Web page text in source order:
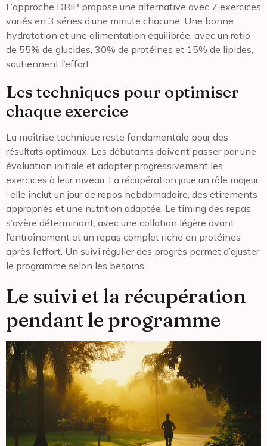
L’approche DRIP propose une alternative avec 7 exercices
variés en 3 séries d’une minute chacune. Une bonne
hydratation et une alimentation équilibrée, avec un ratio
de 55% de glucides, 30% de protéines et 15% de lipides,
soutiennent l’effort.
Les techniques pour optimiser
chaque exercice
La maîtrise technique reste fondamentale pour des
résultats optimaux. Les débutants doivent passer par une
évaluation initiale et adapter progressivement les
exercices à leur niveau. La récupération joue un rôle majeur
: elle inclut un jour de repos hebdomadaire, des étirements
appropriés et une nutrition adaptée. Le timing des repas
s’avère déterminant, avec une collation légère avant
l’entraînement et un repas complet riche en protéines
après l’effort. Un suivi régulier des progrès permet d’ajuster
le programme selon les besoins.
Le suivi et la récupération
pendant le programme